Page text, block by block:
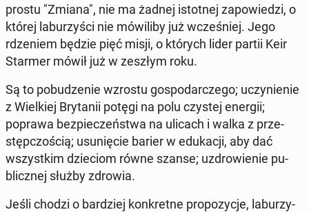
prostu "Zmiana", nie ma żadnej istot­nej za­po­wie­dzi, o
której la­bu­rzy­ści nie mó­wi­li­by już wcze­śniej. Jego
rdze­niem będzie pięć misji, o których lider partii Keir
Starmer mówił już w zeszłym roku.
Są to po­bu­dze­nie wzrostu go­spo­dar­cze­go; uczy­nie­nie
z Wiel­kiej Bry­ta­nii potęgi na polu czystej energii;
poprawa bez­pie­czeń­stwa na ulicach i walka z prze­
stęp­czo­ścią; usu­nię­cie barier w edu­ka­cji, aby dać
wszyst­kim dzie­ciom równe szanse; uzdro­wie­nie pu­
blicz­nej służby zdrowia.
Jeśli chodzi o bar­dziej kon­kret­ne pro­po­zy­cje, la­bu­rzy­